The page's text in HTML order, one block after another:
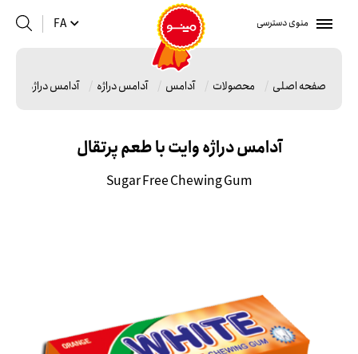
منوی دسترسی FA
صفحه اصلی محصولات آدامس آدامس دراژه آدامس دراژه وایت
آدامس دراژه وایت با طعم پرتقال
Sugar Free Chewing Gum